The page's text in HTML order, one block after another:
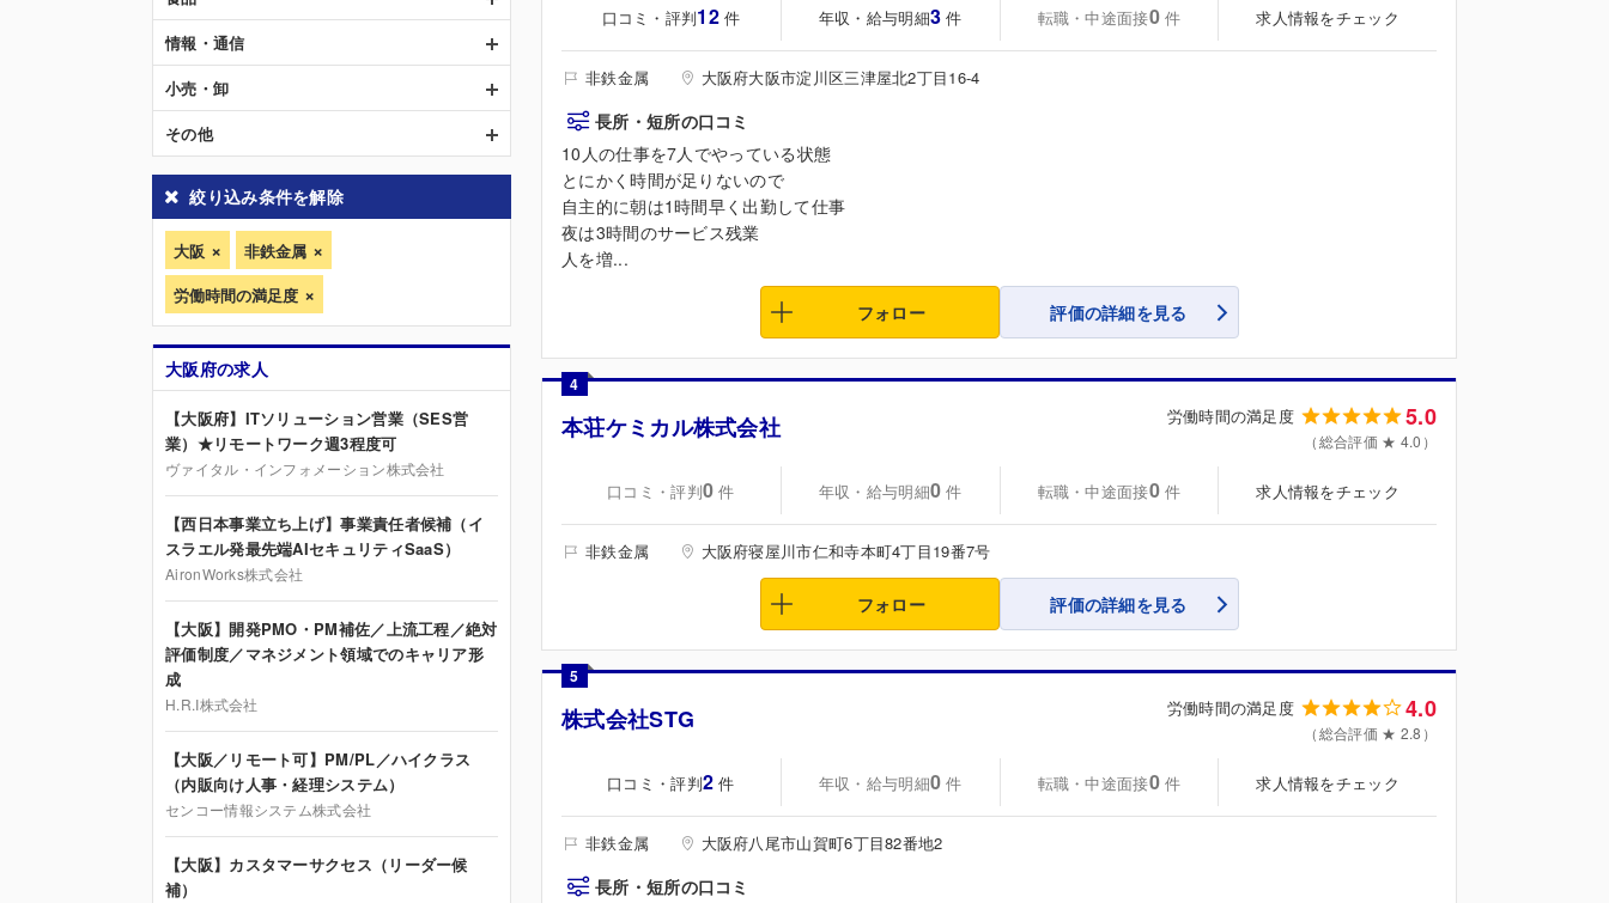
口コミ・評判12 件 年収・給与明細3 件 転職・中途面接0 件 求人情報をチェック
非鉄金属 大阪府大阪市淀川区三津屋北2丁目16-4
長所・短所の口コミ
10人の仕事を7人でやっている状態
とにかく時間が足りないので
自主的に朝は1時間早く出勤して仕事
夜は3時間のサービス残業
人を増...
フォロー 評価の詳細を見る
4
本荘ケミカル株式会社 労働時間の満足度 5.0
（総合評価 ★ 4.0）
口コミ・評判0 件 年収・給与明細0 件 転職・中途面接0 件 求人情報をチェック
非鉄金属 大阪府寝屋川市仁和寺本町4丁目19番7号
フォロー 評価の詳細を見る
5
株式会社STG 労働時間の満足度 4.0
（総合評価 ★ 2.8）
口コミ・評判2 件 年収・給与明細0 件 転職・中途面接0 件 求人情報をチェック
非鉄金属 大阪府八尾市山賀町6丁目82番地2
長所・短所の口コミ
情報・通信
小売・卸
その他
絞り込み条件を解除
大阪
非鉄金属
労働時間の満足度
大阪府の求人
【大阪府】ITソリューション営業（SES営
業）★リモートワーク週3程度可
ヴァイタル・インフォメーション株式会社
【西日本事業立ち上げ】事業責任者候補（イ
スラエル発最先端AIセキュリティSaaS）
AironWorks株式会社
【大阪】開発PMO・PM補佐／上流工程／絶対
評価制度／マネジメント領域でのキャリア形
成
H.R.I株式会社
【大阪／リモート可】PM/PL／ハイクラス
（内販向け人事・経理システム）
センコー情報システム株式会社
【大阪】カスタマーサクセス（リーダー候
補）